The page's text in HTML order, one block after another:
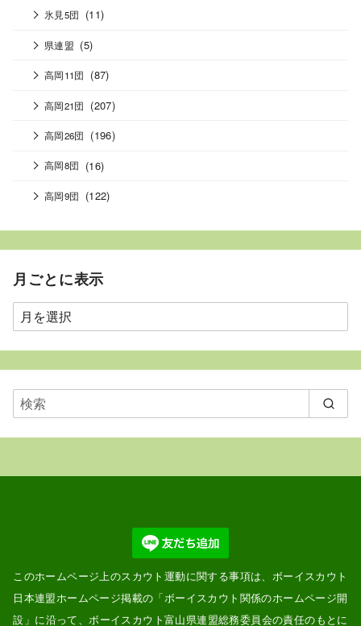
氷見5団 (11)
県連盟 (5)
高岡11団 (87)
高岡21団 (207)
高岡26団 (196)
高岡8団 (16)
高岡9団 (122)
月ごとに表示
月
ご
と
表
示
このホームページ上のスカウト運動に関する事項は、ボーイスカウト
日本連盟ホームページ掲載の「ボーイスカウト関係のホームページ開
設 」に沿って、ボーイスカウト富山県連盟総務委員会の責任のもとに